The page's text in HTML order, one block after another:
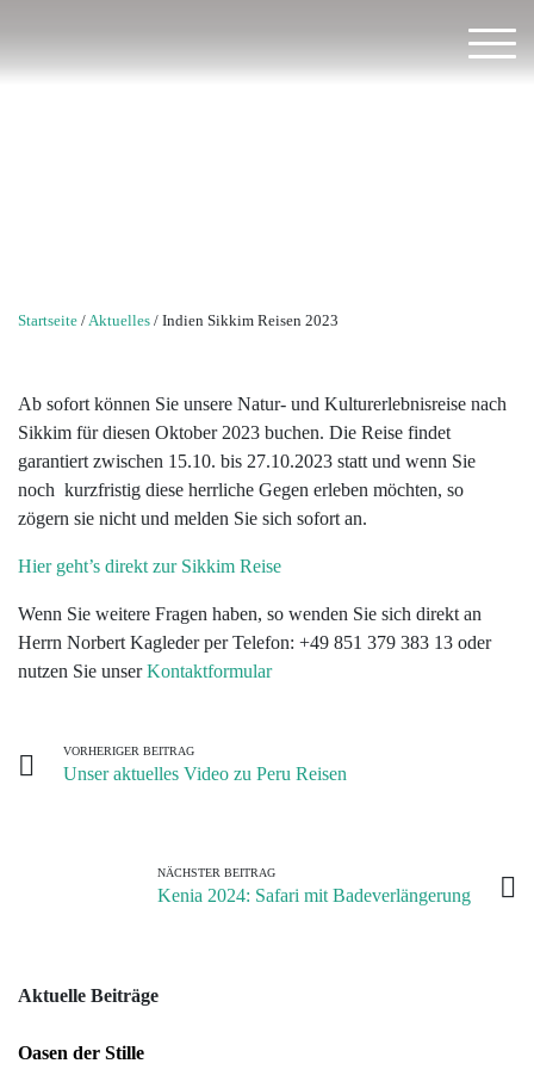
13
erlebnisreisen.de
Länder
Back
Afrika
/
Ozean
Back
Botswana
Kenia
Madagaskar
Südafrika
Back
Argentinien
Bolivien
Brasilien
Costa
Rica
Galapagos
Europa
Back
Baltische
Staaten
Bulgarien
Back
Armenien
Bhutan
Georgien
Indien
Nepal
Back
Neuseeland
Back
Iran
Oman
TWR
Gruppenreisen
Norbert’s
Gruppenreisen
Gruppenreisen
Back
Infos
im
Back
Über
uns
Kontakt
Aktuelles
Reisen
Infos
Reisen
Infos
Buchung
Back
AGB
Buchungsabwicklung
Reiseversicherungen
Startseite /Aktuelles / Indien Sikkim Reisen 2023
Ab sofort können Sie unsere Natur- und Kulturerlebnisreise nach
Sikkim für diesen Oktober 2023 buchen. Die Reise findet
garantiert zwischen 15.10. bis 27.10.2023 statt und wenn Sie
noch kurzfristig diese herrliche Gegen erleben möchten, so
zögern sie nicht und melden Sie sich sofort an.
Hier geht’s direkt zur Sikkim Reise
Wenn Sie weitere Fragen haben, so wenden Sie sich direkt an
Herrn Norbert Kaglederper Telefon: +49 851 379 383 13 oder
nutzen Sie unserKontaktformular
VORHERIGER BEITRAG
Unser aktuelles Video zu Peru Reisen
NÄCHSTER BEITRAG
Kenia 2024: Safari mit Badeverlängerung
Aktuelle Beiträge
Oasen der Stille